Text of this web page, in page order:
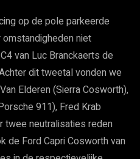
op de pole parkeerde
niet
van Luc Branckaerts de
dit tweetal vonden we
Elderen (Sierra Cosworth),
911), Fred Krab
twee neutralisaties reden
de Ford Capri Cosworth van